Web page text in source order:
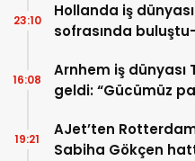
Hollanda iş dünyası
sofrasında buluştu-
23:10
Arnhem iş dünyası
geldi: “Gücümüz
16:08
AJet’ten
Sabiha Gökçen
19:21